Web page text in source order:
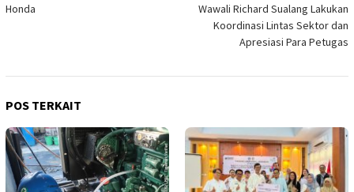
Honda
Wawali Richard Sualang Lakukan
Koordinasi Lintas Sektor dan
Apresiasi Para Petugas
POS TERKAIT